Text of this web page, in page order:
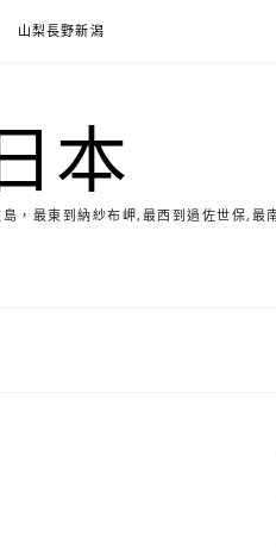
山梨長野新潟
本
，最東到納紗布岬,最西到過佐世保,